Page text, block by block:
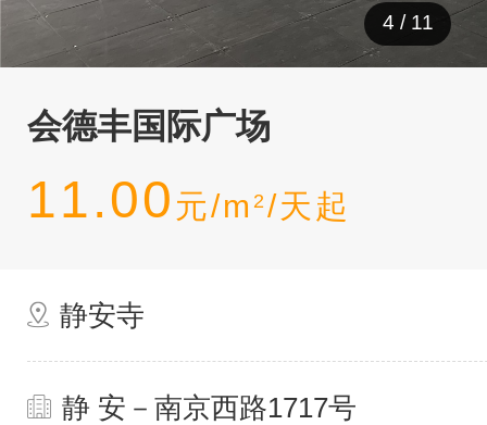
4 / 11
会德丰国际广场
11.00 元/m 2 /天起
静安寺
静 安－南京西路1717号